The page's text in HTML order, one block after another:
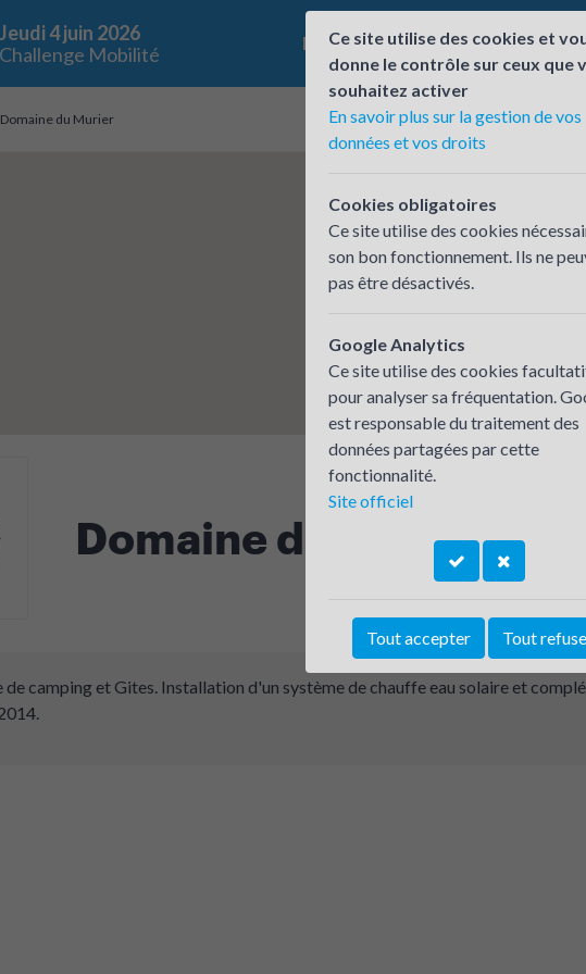
Jeudi 4 juin 2026
Challenge Mobilité
Le challenge Qui participe ?
Domaine du Murier
Domaine du Murier
camping et Gites. Installation d'un système de chauffe eau solaire et
Ce site utilise des cookies et
donne le contrôle sur ceux que
souhaitez activer
En savoir plus sur la gestion de vos
données et vos droits
Cookies obligatoires
Ce site utilise des cookies
son bon fonctionnement. Ils ne
pas être désactivés.
Google Analytics
Ce site utilise des cookies
pour analyser sa fréquentation.
est responsable du traitement des
données partagées par cette
fonctionnalité.
Site officiel
Tout accepter Tout